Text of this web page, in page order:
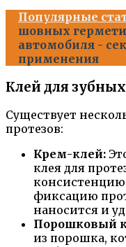
Популярные
шовных
автомобиля -
применения
Клей для
Существует
протезов:
Крем-клей:
клея для
консистенцию
фиксацию
наносится и
Порошковый
из порошка,